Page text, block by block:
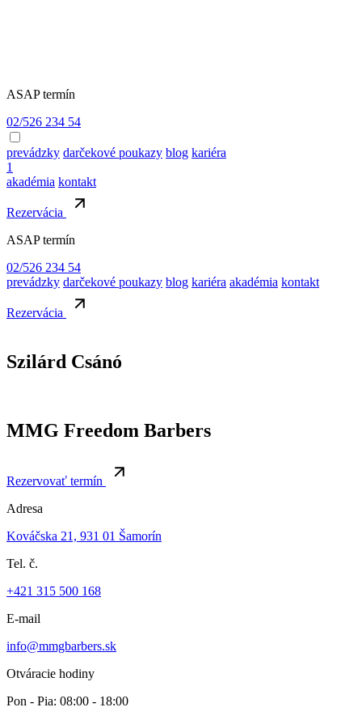
ASAP termín
02/526 234 54
prevádzky darčekové poukazy blog kariéra
1
akadémia kontakt
Rezervácia
ASAP termín
02/526 234 54
prevádzky darčekové poukazy blog kariéra akadémia kontakt
Rezervácia
Szilárd Csánó
MMG Freedom Barbers
Rezervovať termín
Adresa
Kováčska 21, 931 01 Šamorín
Tel. č.
+421 315 500 168
E-mail
info@mmgbarbers.sk
Otváracie hodiny
Pon - Pia: 08:00 - 18:00